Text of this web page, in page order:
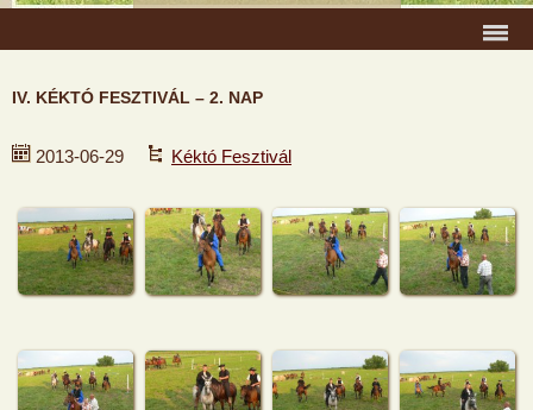
IV. KÉKTÓ FESZTIVÁL – 2. NAP
2013-06-29 Kéktó Fesztivál